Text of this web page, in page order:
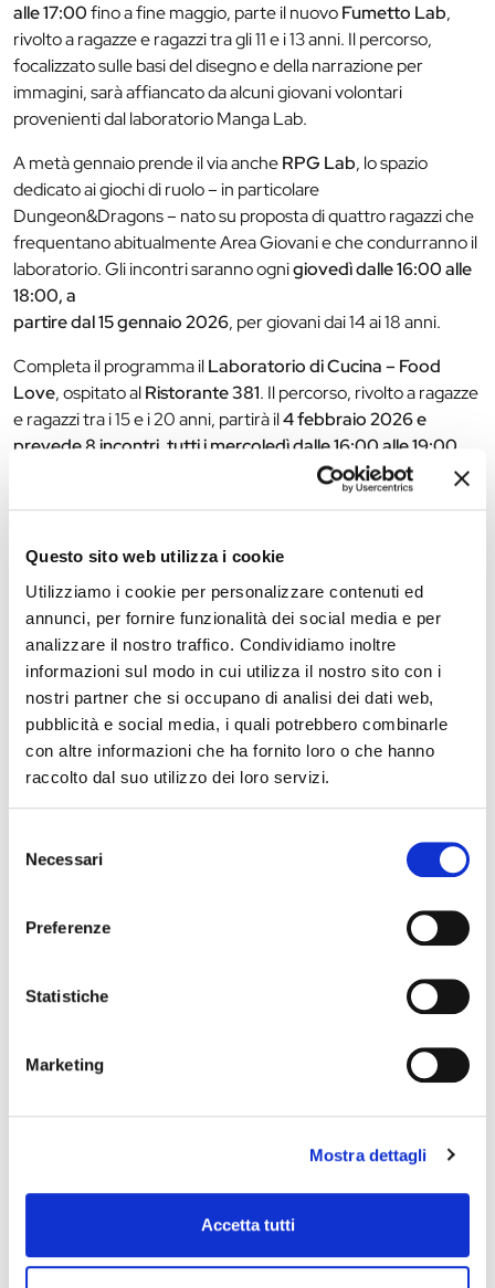
Questo sito web utilizza i cookie
Utilizziamo i cookie per personalizzare contenuti ed
annunci, per fornire funzionalità dei social media e per
analizzare il nostro traffico. Condividiamo inoltre
informazioni sul modo in cui utilizza il nostro sito con i
nostri partner che si occupano di analisi dei dati web,
pubblicità e social media, i quali potrebbero combinarle
con altre informazioni che ha fornito loro o che hanno
raccolto dal suo utilizzo dei loro servizi.
delNecessari
Preferenze
Statistiche
Marketing
Mostra dettagli
Accetta tutti
alle 17:00fino a fine maggio, parte il nuovoFumetto Lab,
rivolto a ragazze e ragazzi tra gli 11 e i 13 anni. Il percorso,
focalizzato sulle basi del disegno e della narrazione per
immagini, sarà affiancato da alcuni giovani volontari
provenienti dal laboratorio Manga Lab.
A metà gennaio prende il via ancheRPG Lab, lo spazio
dedicato ai giochi di ruolo – in particolare
Dungeon&Dragons – nato su proposta di quattro ragazzi che
frequentano abitualmente Area Giovani e che condurranno il
laboratorio. Gli incontri saranno ognigiovedì dalle 16:00 alle
18:00, a
partire dal 15 gennaio 2026, per giovani dai 14 ai 18 anni.
Completa il programma ilLaboratorio di Cucina – Food
Love, ospitato alRistorante 381. Il percorso, rivolto a ragazze
e ragazzi tra i 15 e i 20 anni, partirà il4 febbraio 2026 e
prevede 8 incontri, tutti i mercoledì dalle 16:00 alle 19:00
Per partecipare ai laboratori è richiesta l’iscrizione.
areagiovani@edu.comune.fe.it.
The editorial team is not responsible for any inaccuracies or
changes in the program of events reported. In case of
cancellation, variation, modification of the information of an
event you can write toinfotur@comune.fe.it.